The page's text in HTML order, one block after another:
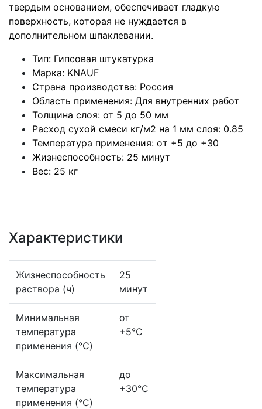
твердым основанием, обеспечивает гладкую
поверхность, которая не нуждается в
дополнительном шпаклевании.
Тип: Гипсовая штукатурка
Марка: KNAUF
Страна производства: Россия
Область применения: Для внутренних работ
Толщина слоя: от 5 до 50 мм
Расход сухой смеси кг/м2 на 1 мм слоя: 0.85
Температура применения: oт +5 дo +30
Жизнеспособность: 25 минут
Вес: 25 кг
Характеристики
Жизнеспособность
раствора (ч)
25
минут
Минимальная
температура
применения (°C)
от
+5°С
Максимальная
температура
применения (°C)
до
+30°С